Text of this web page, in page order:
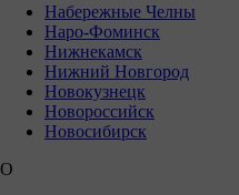
Набережные Челны
Наро-Фоминск
Нижнекамск
Нижний Новгород
Новокузнецк
Новороссийск
Новосибирск
О